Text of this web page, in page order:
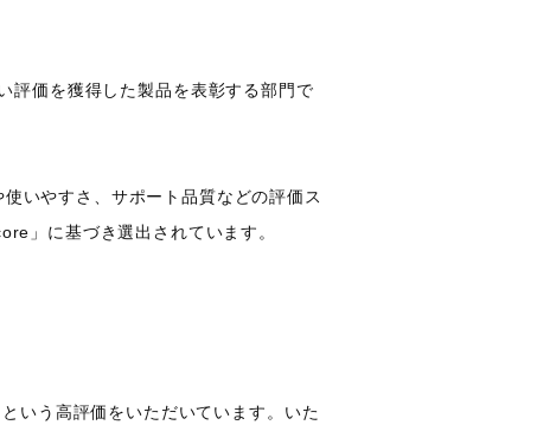
価を獲得した製品を表彰する部門で
いやすさ、サポート品質などの評価ス
」に基づき選出されています。
いう高評価をいただいています。いた